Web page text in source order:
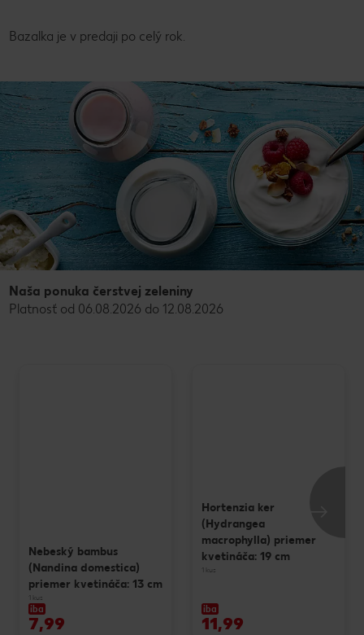
Bazalka je v predaji po celý rok.
Naša ponuka čerstvej zeleniny
Platnosť od 06.08.2026 do 12.08.2026
Nebeský bambus
(Nandina domestica)
priemer kvetináča: 13 cm
1 kus
iba
7,99
Hortenzia ker
(Hydrangea
macrophylla) priemer
kvetináča: 19 cm
1 kus
iba
11,99